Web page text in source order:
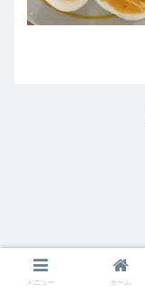
メニュー ホーム